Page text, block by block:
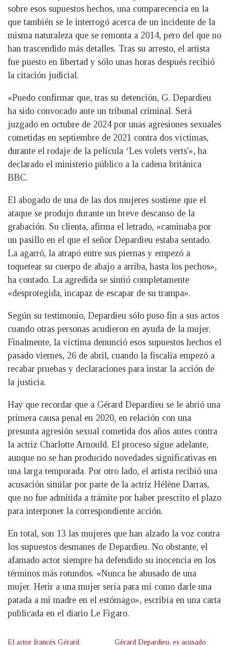
sobre esos supuestos hechos, una comparecencia en la
que también se le interrogó acerca de un incidente de la
misma naturaleza que se remonta a 2014, pero del que no
han trascendido más detalles. Tras su arresto, el artista
fue puesto en libertad y sólo unas horas después recibió
la citación judicial.
«Puedo confirmar que, tras su detención, G. Depardieu
ha sido convocado ante un tribunal criminal. Será
juzgado en octubre de 2024 por unas agresiones sexuales
cometidas en septiembre de 2021 contra dos víctimas,
durante el rodaje de la película ‘Les volets verts'», ha
declarado el ministerio público a la cadena británica
BBC.
El abogado de una de las dos mujeres sostiene que el
ataque se produjo durante un breve descanso de la
grabación. Su clienta, afirma el letrado, «caminaba por
un pasillo en el que el señor Depardieu estaba sentado.
La agarró, la atrapó entre sus piernas y empezó a
toquetear su cuerpo de abajo a arriba, hasta los pechos»,
ha contado. La agredida se sintió completamente
«desprotegida, incapaz de escapar de su trampa».
Según su testimonio, Depardieu sólo puso fin a sus actos
cuando otras personas acudieron en ayuda de la mujer.
Finalmente, la víctima denunció esos supuestos hechos el
pasado viernes, 26 de abril, cuando la fiscalía empezó a
recabar pruebas y declaraciones para instar la acción de
la justicia.
Hay que recordar que a Gérard Depardieu se le abrió una
primera causa penal en 2020, en relación con una
presunta agresión sexual cometida dos años antes contra
la actriz Charlotte Arnould. El proceso sigue adelante,
aunque no se han producido novedades significativas en
una larga temporada. Por otro lado, el artista recibió una
acusación similar por parte de la actriz Hélène Darras,
que no fue admitida a trámite por haber prescrito el plazo
para interponer la correspondiente acción.
En total, son 13 las mujeres que han alzado la voz contra
los supuestos desmanes de Depardieu. No obstante, el
afamado actor siempre ha defendido su inocencia en los
términos más rotundos. «Nunca he abusado de una
mujer. Herir a una mujer sería para mí como darle una
patada a mi madre en el estómago», escribía en una carta
publicada en el diario Le Figaro.
El actor francés Gérard Gérard Depardieu, es acusado